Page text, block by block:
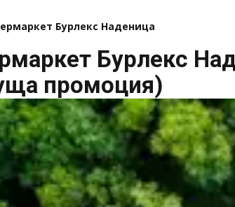
Бурлекс Наденица
Бурлекс
промоция)